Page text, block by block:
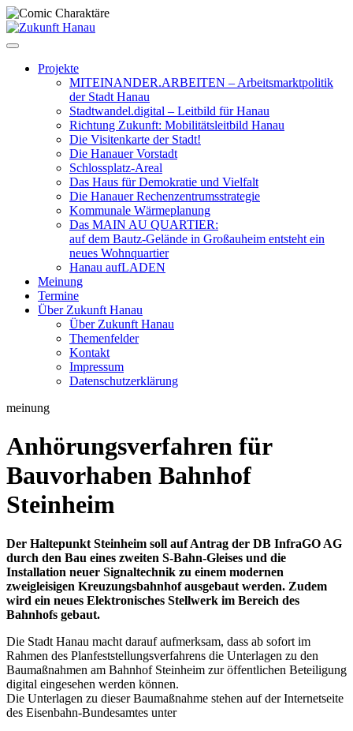
Zum
Projekte
MITEINANDER.ARBEITEN – Arbeitsmarktpolitik
der Stadt Hanau
Stadtwandel.digital – Leitbild für Hanau
Richtung Zukunft: Mobilitätsleitbild Hanau
Die Visitenkarte der Stadt!
Die Hanauer Vorstadt
Schlossplatz-Areal
Das Haus für Demokratie und Vielfalt
Die Hanauer Rechenzentrumsstrategie
Kommunale Wärmeplanung
Das MAIN AU QUARTIER:
auf dem Bautz-Gelände in Großauheim entsteht ein
neues Wohnquartier
Hanau aufLADEN
Meinung
Termine
Über Zukunft Hanau
Über Zukunft Hanau
Themenfelder
Kontakt
Impressum
Datenschutzerklärung
meinung
Anhörungsverfahren für
Bauvorhaben Bahnhof
Steinheim
Der Haltepunkt Steinheim soll auf Antrag der DB InfraGO AG
durch den Bau eines zweiten S-Bahn-Gleises und die
Installation neuer Signaltechnik zu einem modernen
zweigleisigen Kreuzungsbahnhof ausgebaut werden. Zudem
wird ein neues Elektronisches Stellwerk im Bereich des
Bahnhofs gebaut.
Die Stadt Hanau macht darauf aufmerksam, dass ab sofort im
Rahmen des Planfeststellungsverfahrens die Unterlagen zu den
Baumaßnahmen am Bahnhof Steinheim zur öffentlichen Beteiligung
digital eingesehen werden können.
Die Unterlagen zu dieser Baumaßnahme stehen auf der Internetseite
des Eisenbahn-Bundesamtes unter